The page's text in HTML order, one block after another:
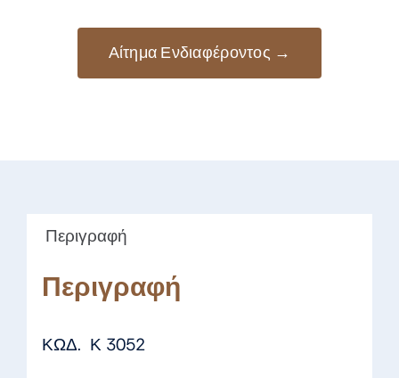
Αίτημα Ενδιαφέροντος →
Περιγραφή
Περιγραφή
ΚΩΔ. Κ 3052